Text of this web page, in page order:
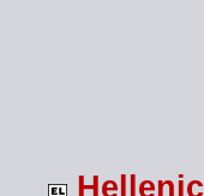
Hellenic